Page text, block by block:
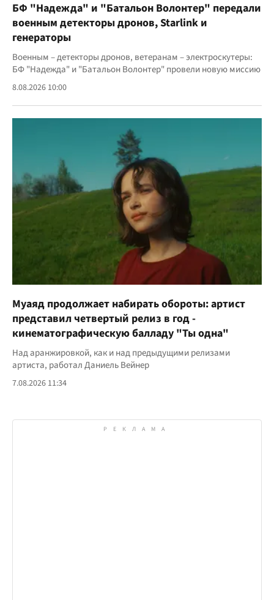
БФ "Надежда" и "Батальон Волонтер" передали
военным детекторы дронов, Starlink и
генераторы
Военным – детекторы дронов, ветеранам – электроскутеры:
БФ "Надежда" и "Батальон Волонтер" провели новую миссию
8.08.2026 10:00
Муаяд продолжает набирать обороты: артист
представил четвертый релиз в год -
кинематографическую балладу "Ты одна"
Над аранжировкой, как и над предыдущими релизами
артиста, работал Даниель Вейнер
7.08.2026 11:34